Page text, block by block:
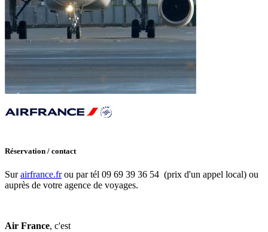
Réservation / contact
Surairfrance.frou par tél 09 69 39 36 54 (prix d'un appel local) ou
auprès de votre agence de voyages.
Air France, c'est